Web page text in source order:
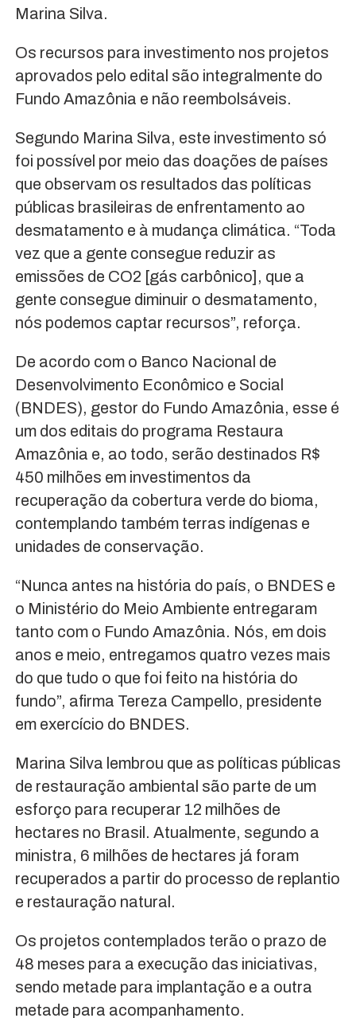
Marina Silva.
Os recursos para investimento nos projetos
aprovados pelo edital são integralmente do
Fundo Amazônia e não reembolsáveis.
Segundo Marina Silva, este investimento só
foi possível por meio das doações de países
que observam os resultados das políticas
públicas brasileiras de enfrentamento ao
desmatamento e à mudança climática. “Toda
vez que a gente consegue reduzir as
emissões de CO2 [gás carbônico], que a
gente consegue diminuir o desmatamento,
nós podemos captar recursos”, reforça.
De acordo com o Banco Nacional de
Desenvolvimento Econômico e Social
(BNDES), gestor do Fundo Amazônia, esse é
um dos editais do programa Restaura
Amazônia e, ao todo, serão destinados R$
450 milhões em investimentos da
recuperação da cobertura verde do bioma,
contemplando também terras indígenas e
unidades de conservação.
“Nunca antes na história do país, o BNDES e
o Ministério do Meio Ambiente entregaram
tanto com o Fundo Amazônia. Nós, em dois
anos e meio, entregamos quatro vezes mais
do que tudo o que foi feito na história do
fundo”, afirma Tereza Campello, presidente
em exercício do BNDES.
Marina Silva lembrou que as políticas públicas
de restauração ambiental são parte de um
esforço para recuperar 12 milhões de
hectares no Brasil. Atualmente, segundo a
ministra, 6 milhões de hectares já foram
recuperados a partir do processo de replantio
e restauração natural.
Os projetos contemplados terão o prazo de
48 meses para a execução das iniciativas,
sendo metade para implantação e a outra
metade para acompanhamento.